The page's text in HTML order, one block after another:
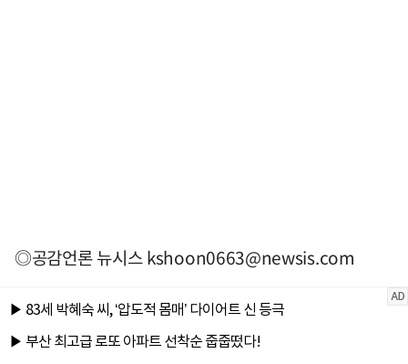
◎공감언론 뉴시스kshoon0663@newsis.com